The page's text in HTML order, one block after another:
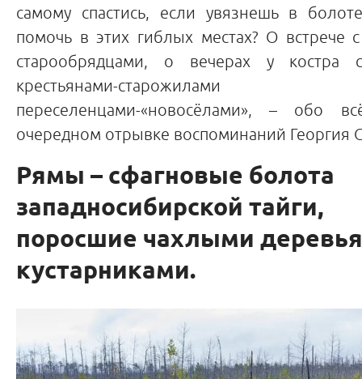
самому спастись, если увязнешь в
помочь в этих гиблых местах? О встрече
старообрядцами, о вечерах у костра
крестьянами-
переселенцами-«новосёлами», – обо
очередном отрывке воспоминаний Георгия
Рямы – сфагновые болота
западносибирской тайги,
поросшие чахлыми
кустарниками.